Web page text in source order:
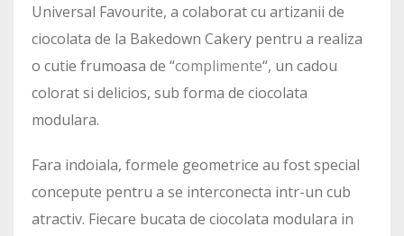
Universal Favourite, a colaborat cu artizanii de
ciocolata de la Bakedown Cakery pentru a realiza
o cutie frumoasa de “complimente“, un cadou
colorat si delicios, sub forma de ciocolata
modulara.
Fara indoiala, formele geometrice au fost special
concepute pentru a se interconecta intr-un cub
atractiv. Fiecare bucata de ciocolata modulara in